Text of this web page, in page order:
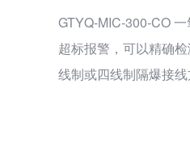
GTYQ-MIC-300-CO
超标报警，可以精确
线制或四线制隔爆接线